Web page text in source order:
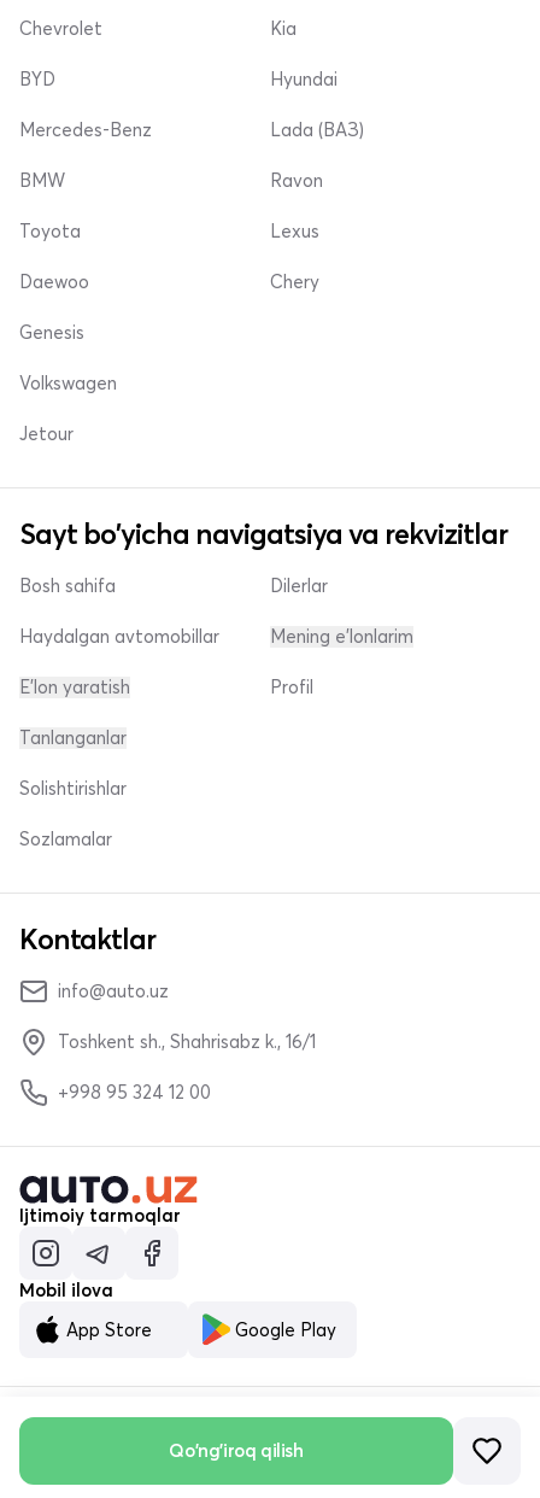
Qo'ng'iroq qilish
Chevrolet
BYD
Mercedes-Benz
Kia
Hyundai
Lada (ВАЗ)
BMW
Toyota
Daewoo
Ravon
Lexus
Chery
Genesis
Volkswagen
Jetour
Sayt bo'yicha navigatsiya va rekvizitlar
Bosh sahifa
Haydalgan avtomobillar
E'lon yaratish
Dilerlar
Mening e'lonlarim
Profil
Tanlanganlar
Solishtirishlar
Sozlamalar
Kontaktlar
info@auto.uz
Toshkent sh., Shahrisabz k., 16/1
+998 95 324 12 00
Ijtimoiy tarmoqlar
Mobil ilova
App Store
Google Play
© «MALUMOTNOMA» MChJ 2023–2026